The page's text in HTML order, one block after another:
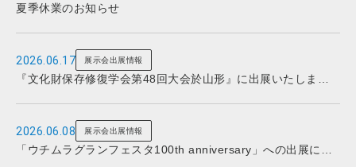
夏季休業のお知らせ
2026.06.17 展示会出展情報
『文化財保存修復学会第48回大会於山形』に出展いたしまし
2026.06.08 展示会出展情報
「ウチムラグランフェスタ100th anniversary」への出展につ